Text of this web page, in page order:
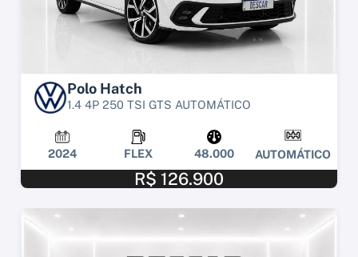
Polo Hatch
1.4 4P 250 TSI GTS AUTOMÁTICO
2024 FLEX 48.000 AUTOMÁTICO
R$ 126.900